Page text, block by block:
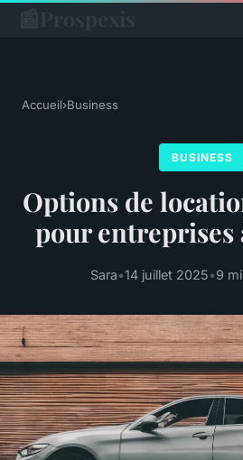
Accueil›Business
BUSINESS
Options de
pour
Sara•14 juillet 2025•9